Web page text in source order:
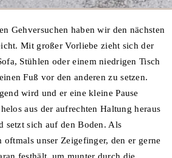
Gehversuchen haben wir den nächsten
Mit großer Vorliebe zieht sich der
Stühlen oder einem niedrigen Tisch
Fuß vor den anderen zu setzen.
wird und er eine kleine Pause
aus der aufrechten Haltung heraus
setzt sich auf den Boden. Als
unser Zeigefinger, den er gerne
festhält, um munter durch die